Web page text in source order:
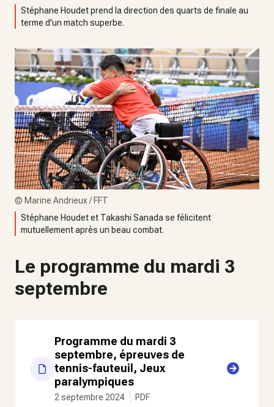
Stéphane Houdet prend la direction des quarts de finale au
terme d'un match superbe.
© Marine Andrieux / FFT
Stéphane Houdet et Takashi Sanada se félicitent
mutuellement après un beau combat.
Le programme du mardi 3
septembre
Programme du mardi 3
septembre, épreuves de
tennis-fauteuil, Jeux
paralympiques
2 septembre 2024 PDF